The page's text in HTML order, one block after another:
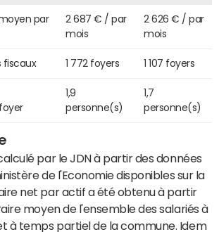
par
2 687 € / par
mois
2 626 € / par
mois
fiscaux 1 772 foyers 1 107 foyers
1,9
personne(s)
1,7
personne(s)
par le JDN à partir des données
de l'Economie disponibles sur la
net par actif a été obtenu à partir
moyen de l'ensemble des salariés à
à temps partiel de la commune. Idem